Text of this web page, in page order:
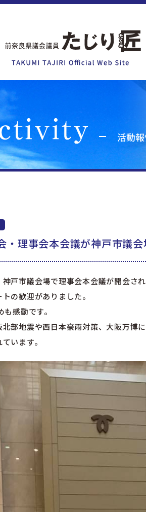
活動
・理事会本会議が神戸市議
戸市議会場で理事会本会議が開会され
の歓迎がありました。
感動です。
部地震や西日本豪雨対策、大阪万博
います。